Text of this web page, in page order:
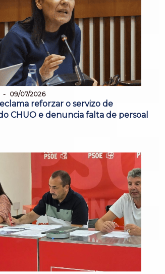
09/07/2026
reforzar o servizo de
CHUO e denuncia falta de persoal